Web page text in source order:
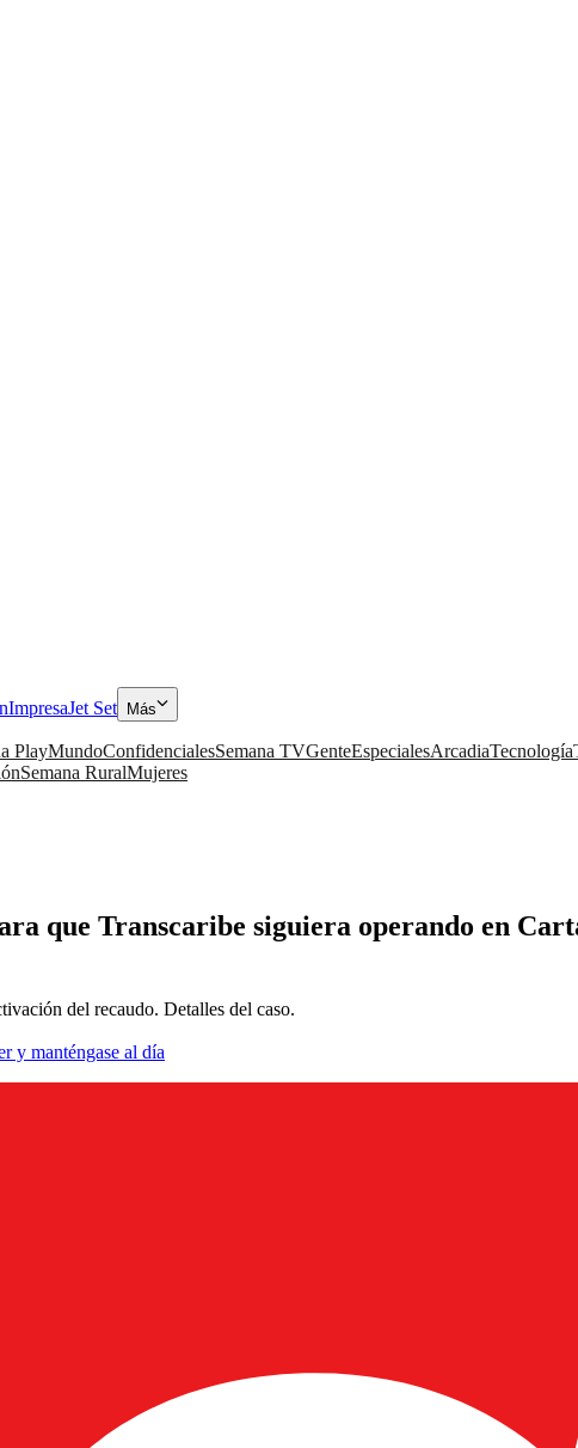
ImpresaJet Set Más
PlayMundoConfidencialesSemana TVGenteEspecialesArcadiaTecnología
Semana RuralMujeres
que Transcaribe siguiera operando en
del recaudo. Detalles del caso.
y manténgase al día